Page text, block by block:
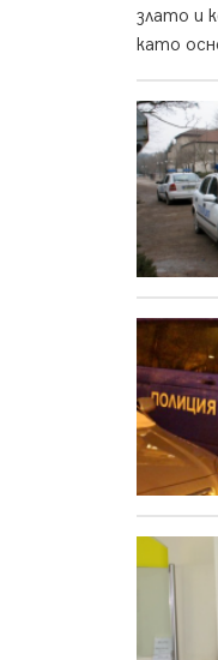
злато и
като